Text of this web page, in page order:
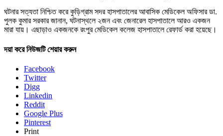
ঘটনার সত্যতা নিশ্চিত করে কুড়িগ্রাম সদর হাসপাতালের আবাসিক মেডিকেল অফিসার ডা.
পুলক কুমার সরকার জানান, ঘটনাস্থলে ২জন এবং জেনারেল হাসপাতালে আরও একজন
মারা যায়। এছাড়াও একজনকে রংপুর মেডিকেল কলেজ হাসপাতালে রেফার্ড করা হয়েছে।
দয়া করে নিউজটি শেয়ার করুন
Facebook
Twitter
Digg
Linkedin
Reddit
Google Plus
Pinterest
Print